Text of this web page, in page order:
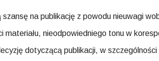
na publikację z powodu nieuwagi
materiału, nieodpowiedniego tonu w
dotyczącą publikacji, w